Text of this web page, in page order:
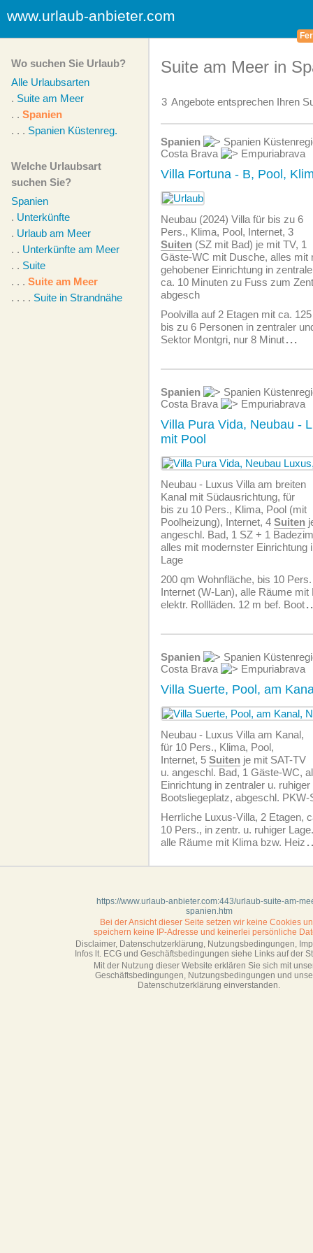
www.urlaub-anbieter.com
Wo suchen Sie Urlaub?
Alle Urlaubsarten
. Suite am Meer
. . Spanien
. . . Spanien Küstenreg.
Welche Urlaubsart
suchen Sie?
Spanien
. Unterkünfte
. Urlaub am Meer
. . Unterkünfte am Meer
. . Suite
. . . Suite am Meer
. . . . Suite in Strandnähe
Suite am Meer in
3 Angebote entsprechen Ihren
Spanien
Spanien
Costa Brava
Empuriabrava
Villa Fortuna - B, Pool,
Neubau (2024) Villa für bis zu 6
Pers., Klima, Pool, Internet, 3
Suiten (SZ mit Bad) je mit TV, 1
Gäste-WC mit Dusche, alles mit
gehobener Einrichtung in
ca. 10 Minuten zu Fuss zum
abgesch
Poolvilla auf 2 Etagen mit ca.
bis zu 6 Personen in zentraler
Sektor Montgri, nur 8 Minut...
Spanien
Spanien
Costa Brava
Empuriabrava
Villa Pura Vida, Neubau -
mit Pool
Neubau - Luxus Villa am breiten
Kanal mit Südausrichtung, für
bis zu 10 Pers., Klima, Pool (mit
Poolheizung), Internet, 4 Suiten
angeschl. Bad, 1 SZ + 1
alles mit modernster Einrichtung
Lage
200 qm Wohnfläche, bis 10
Internet (W-Lan), alle Räume
elektr. Rollläden. 12 m bef. Boot
Spanien
Spanien
Costa Brava
Empuriabrava
Villa Suerte, Pool, am
Neubau - Luxus Villa am Kanal,
für 10 Pers., Klima, Pool,
Internet, 5 Suiten je mit SAT-TV
u. angeschl. Bad, 1 Gäste-WC,
Einrichtung in zentraler u. ruhiger
Bootsliegeplatz, abgeschl.
Herrliche Luxus-Villa, 2 Etagen,
10 Pers., in zentr. u. ruhiger
alle Räume mit Klima bzw. Heiz
https://www.urlaub-anbieter.com:443/urlaub-suite-am-
spanien.htm
Bei der Ansicht dieser Seite setzen wir keine Cookies
speichern keine IP-Adresse und keinerlei persönliche
Disclaimer, Datenschutzerklärung, Nutzungsbedingungen,
Infos lt. ECG und Geschäftsbedingungen siehe Links auf der
Mit der Nutzung dieser Website erklären Sie sich mit
Geschäftsbedin­gungen, Nutzungsbedingungen und
Datenschutzerklärung einverstanden.